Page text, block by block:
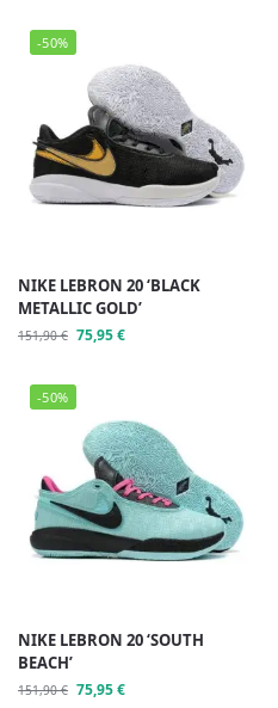
-50%
NIKE LEBRON 20 ‘BLACK
METALLIC GOLD’
151,90€ 75,95€
-50%
NIKE LEBRON 20 ‘SOUTH
BEACH’
151,90€ 75,95€